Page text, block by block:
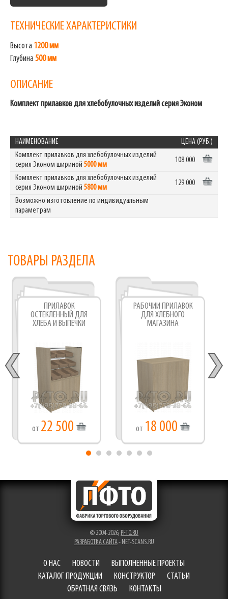
ТЕХНИЧЕСКИЕ ХАРАКТЕРИСТИКИ
Высота 1200 мм
Глубина500 мм
ОПИСАНИЕ
Комплект прилавков для хлебобулочных изделий серия Эконом
НАИМЕНОВАНИЕ
ЦЕНА (РУБ.)
Комплект прилавков для хлебобулочных изделий
серия Эконом шириной 5000 мм
108 000
Комплект прилавков для хлебобулочных изделий
серия Эконом шириной 5800 мм
129 000
Возможно изготовление по индивидуальным
параметрам
ТОВАРЫ РАЗДЕЛА
ПРИЛАВОК
ОСТЕКЛЁННЫЙ ДЛЯ
ХЛЕБА И ВЫПЕЧКИ
от 22 500
РАБОЧИЙ ПРИЛАВОК
ДЛЯ ХЛЕБНОГО
МАГАЗИНА
от 18 000
© 2004-2026, PFTO.RU
РАЗРАБОТКА САЙТА- NET-SCANS.RU
О НАС НОВОСТИ
ВЫПОЛНЕННЫЕ ПРОЕКТЫ
КАТАЛОГ ПРОДУКЦИИ
КОНСТРУКТОР
СТАТЬИ
ОБРАТНАЯ СВЯЗЬ
КОНТАКТЫ